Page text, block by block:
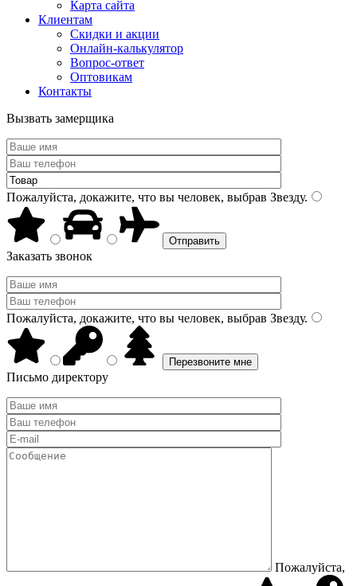
Карта сайта
Клиентам
Скидки и акции
Онлайн-калькулятор
Вопрос-ответ
Оптовикам
Контакты
Вызвать замерщика
Пожалуйста, докажите, что вы человек, выбрав Звезду.
Заказать звонок
Пожалуйста, докажите, что вы человек, выбрав Звезду.
Письмо директору
Пожалуйста,